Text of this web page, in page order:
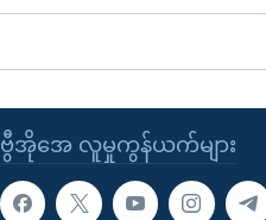
ဗွီအိုအေ လူမှုကွန်ယက်များ